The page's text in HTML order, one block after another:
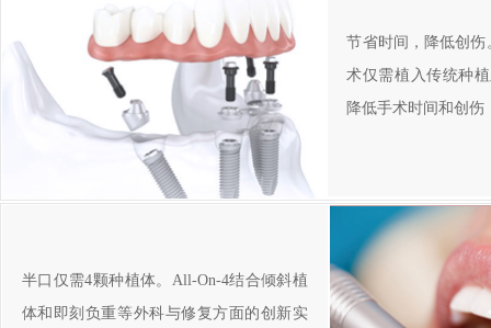
节省时间，降低创
术仅需植入传统种
降低手术时间和创伤
半口仅需4颗种植体。All-On-4结合倾斜植
体和即刻负重等外科与修复方面的创新实